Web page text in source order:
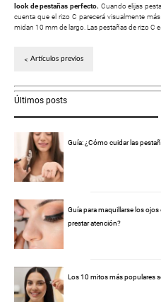
look de pestañas perfecto. Cuando elijas
cuenta que el rizo C parecerá visualmente
midan 10 mm de largo. Las pestañas de rizo C
Artículos previos
Últimos posts
Guía: ¿Cómo cuidar las
Guía para maquillarse los
prestar atención?
Los 10 mitos más populares